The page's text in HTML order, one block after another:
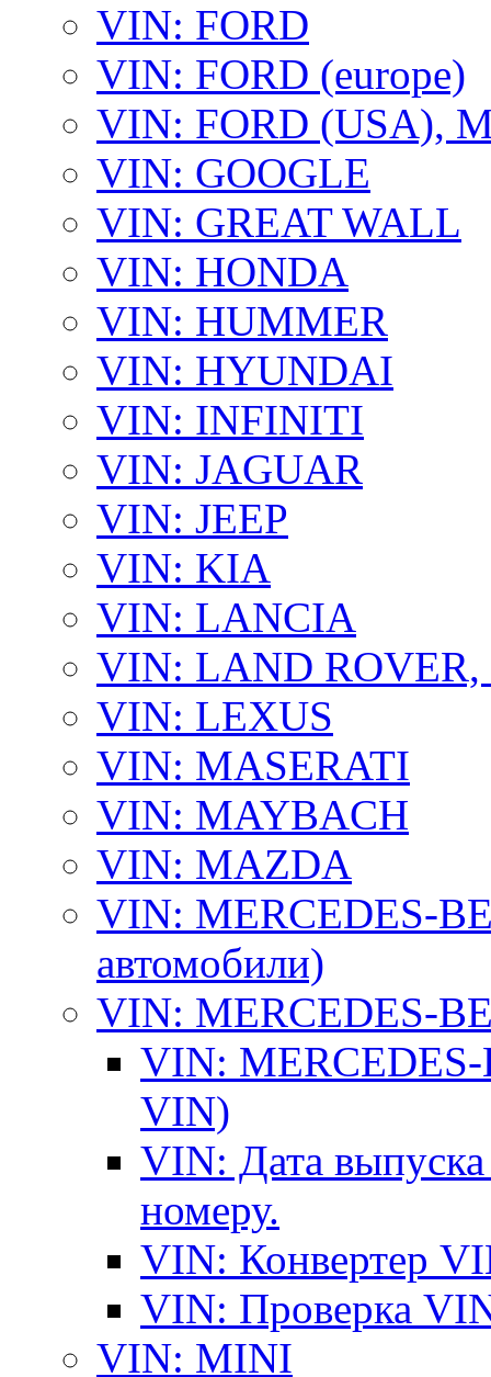
VIN: FORD
VIN: FORD (europe)
VIN: FORD (USA),
VIN: GOOGLE
VIN: GREAT WALL
VIN: HONDA
VIN: HUMMER
VIN: HYUNDAI
VIN: INFINITI
VIN: JAGUAR
VIN: JEEP
VIN: KIA
VIN: LANCIA
VIN: LAND ROVER,
VIN: LEXUS
VIN: MASERATI
VIN: MAYBACH
VIN: MAZDA
VIN: MERCEDES-
автомобили)
VIN: MERCEDES-
VIN: MERCEDES-
VIN)
VIN: Дата
номеру.
VIN: Конвертер
VIN: Проверка
VIN: MINI